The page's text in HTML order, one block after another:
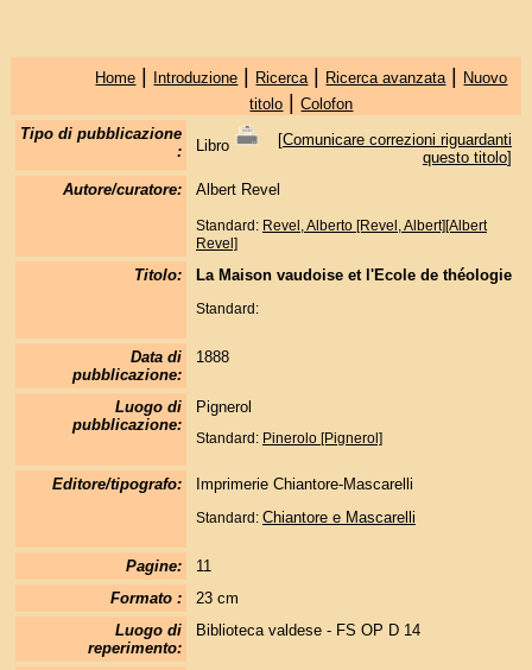
Home | Introduzione | Ricerca | Ricerca avanzata | Nuovo
titolo |Colofon
Tipo di pubblicazione
:
Libro [Comunicare correzioni riguardanti
questo titolo]
Autore/curatore:
Albert Revel
Standard: Revel, Alberto [Revel, Albert][Albert
Revel]
Titolo: La Maison vaudoise et l'Ecole de théologie
Standard:
Data di
pubblicazione:
1888
Luogo di
pubblicazione:
Pignerol
Standard: Pinerolo [Pignerol]
Editore/tipografo: Imprimerie Chiantore-Mascarelli
Standard: Chiantore e Mascarelli
Pagine:
11
Formato :
23 cm
Luogo di
reperimento:
Biblioteca valdese - FS OP D 14